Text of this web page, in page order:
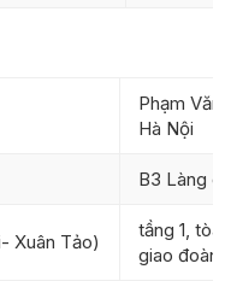
Phạm
Hà Nội
B3 Làng
Xuân Tảo)
tầng 1,
giao